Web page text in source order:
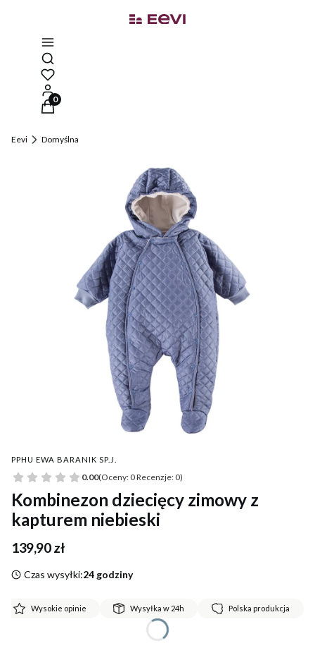
Otwórz wyszukiwarkę
Produkty w koszyku: 0. Zobacz szczegóły
Eevi Domyślna
PPHU EWA BARANIK SP.J.
0.00(Oceny: 0 Recenzje: 0)
Kombinezon dziecięcy zimowy z
kapturem niebieski
Cena
139,90 zł
Czas wysyłki:24 godziny
Wysokie opinie Wysyłka w 24h Polska produkcja